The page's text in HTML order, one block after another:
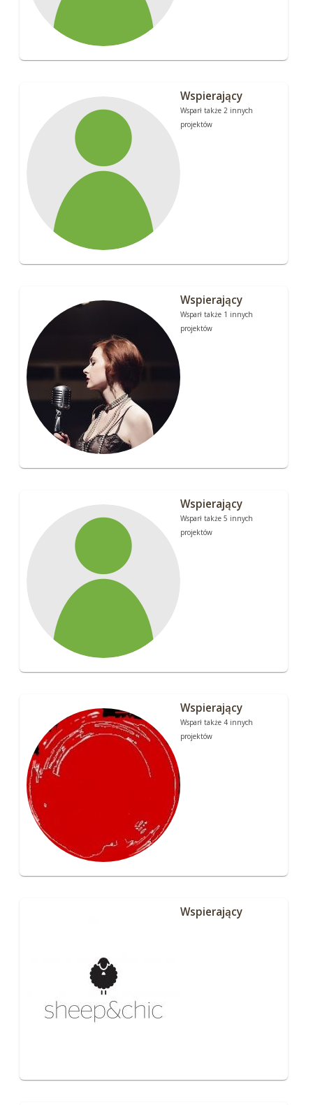
Wspierający
Wsparł także 2 innych
projektów
Wspierający
Wsparł także 1 innych
projektów
Wspierający
Wsparł także 5 innych
projektów
Wspierający
Wsparł także 4 innych
projektów
Wspierający